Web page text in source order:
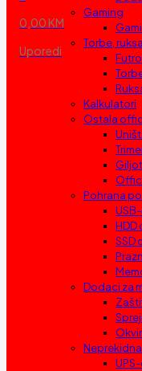
0,00 KM
Uporedi
Gaming
Torbe,
Kalkulatori
Ostala
Pohrana
HDD
SSD
Dodaci za